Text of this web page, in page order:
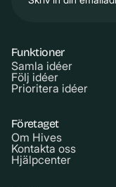
Funktioner
Samla idéer
Följ idéer
Prioritera idéer
Företaget
Om Hives
Kontakta oss
Hjälpcenter